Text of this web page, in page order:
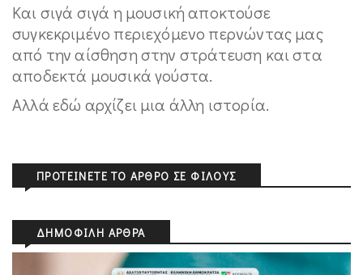
Και σιγά σιγά η μουσική αποκτούσε
συγκεκριμένο περιεχόμενο περνώντας μας
από την αίσθηση στην στράτευση και στα
αποδεκτά μουσικά γούστα.
Αλλά εδώ αρχίζει μια άλλη ιστορία.
ΠΡΟΤΕΊΝΕΤΕ ΤΟ ΆΡΘΡΟ ΣΕ ΦΊΛΟΥΣ
ΔΗΜΟΦΙΛΉ ΆΡΘΡΑ